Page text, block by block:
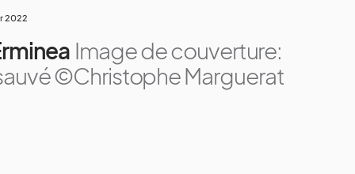
2022
Image de couverture:
©Christophe Marguerat